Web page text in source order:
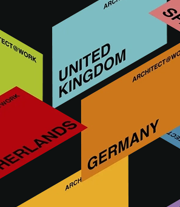
CERAMICA
CERAMICA FERRES
Over CERAMICA FERRES
ONTDEK WEBSITE VAN CERAMICA